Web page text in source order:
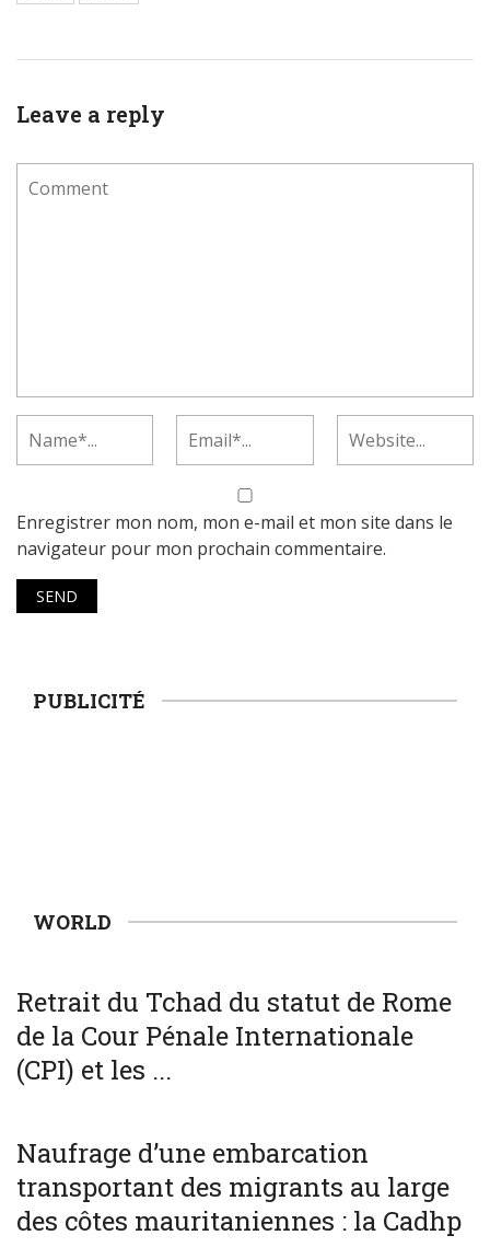
Leave a reply
Enregistrer mon nom, mon e-mail et mon site dans le
navigateur pour mon prochain commentaire.
PUBLICITÉ
WORLD
Retrait du Tchad du statut de Rome
de la Cour Pénale Internationale
(CPI) et les ...
Naufrage d’une embarcation
transportant des migrants au large
des côtes mauritaniennes : la Cadhp